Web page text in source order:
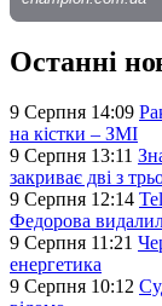
Останні
9 Серпня 14:09
на кістки – ЗМІ
9 Серпня 13:11
закриває дві з
9 Серпня 12:14
Федорова
9 Серпня 11:21
енергетика
9 Серпня 10:12